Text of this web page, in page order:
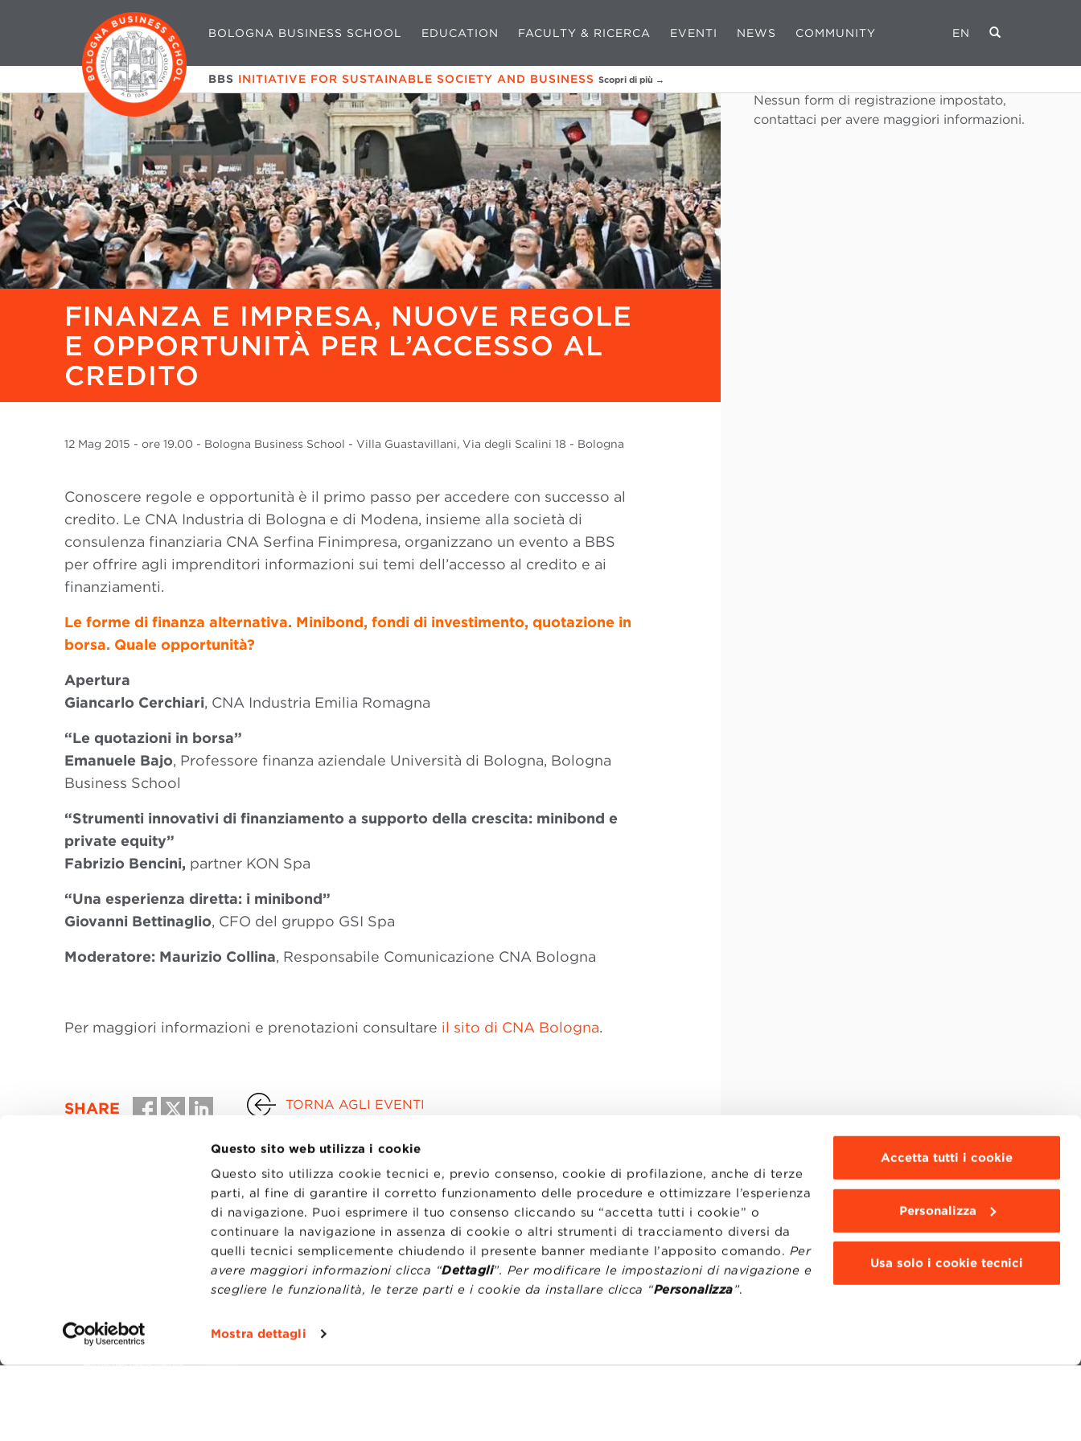
Questo sito web utilizza i cookie
Questo sito utilizza cookie tecnici e, previo consenso, cookie di profilazione, anche di terze
parti, al fine di garantire il corretto funzionamento delle procedure e ottimizzare l’esperienza
di navigazione. Puoi esprimere il tuo consenso cliccando su “accetta tutti i cookie” o
continuare la navigazione in assenza di cookie o altri strumenti di tracciamento diversi da
quelli tecnici semplicemente chiudendo il presente banner mediante l’apposito comando. Per
avere maggiori informazioni clicca “Dettagli”. Per modificare le impostazioni di navigazione e
scegliere le funzionalità, le terze parti e i cookie da installare clicca “Personalizza”.
Mostra dettagli
Accetta tutti i cookie
Personalizza
Usa solo i cookie tecnici
BOLOGNA BUSINESS SCHOOL EDUCATION FACULTY & RICERCA EVENTI NEWS COMMUNITY EN
BBS INITIATIVE FOR SUSTAINABLE SOCIETY AND BUSINESS Scopri di più →
FINANZA E IMPRESA, NUOVE REGOLE
E OPPORTUNITÀ PER L’ACCESSO AL
CREDITO
12 Mag 2015 - ore 19.00 - Bologna Business School - Villa Guastavillani, Via degli Scalini 18 - Bologna
Conoscere regole e opportunità è il primo passo per accedere con successo al
credito. Le CNA Industria di Bologna e di Modena, insieme alla società di
consulenza finanziaria CNA Serfina Finimpresa, organizzano un evento a BBS
per offrire agli imprenditori informazioni sui temi dell’accesso al credito e ai
finanziamenti.
Le forme di finanza alternativa. Minibond, fondi di investimento, quotazione in
borsa. Quale opportunità?
Apertura
Giancarlo Cerchiari, CNA Industria Emilia Romagna
“Le quotazioni in borsa”
Emanuele Bajo, Professore finanza aziendale Università di Bologna, Bologna
Business School
“Strumenti innovativi di finanziamento a supporto della crescita: minibond e
private equity”
Fabrizio Bencini, partner KON Spa
“Una esperienza diretta: i minibond”
Giovanni Bettinaglio, CFO del gruppo GSI Spa
Moderatore: Maurizio Collina, Responsabile Comunicazione CNA Bologna
Per maggiori informazioni e prenotazioni consultare il sito di CNA Bologna.
SHARE TORNA AGLI EVENTI
Nessun form di registrazione impostato,
contattaci per avere maggiori informazioni.
TRASPARENZA
PRIVACY